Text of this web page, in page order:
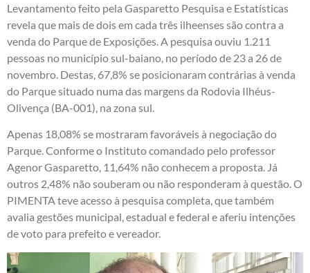
Levantamento feito pela Gasparetto Pesquisa e Estatísticas
revela que mais de dois em cada três ilheenses são contra a
venda do Parque de Exposições. A pesquisa ouviu 1.211
pessoas no município sul-baiano, no período de 23 a 26 de
novembro. Destas, 67,8% se posicionaram contrárias à venda
do Parque situado numa das margens da Rodovia Ilhéus-
Olivença (BA-001), na zona sul.
Apenas 18,08% se mostraram favoráveis à negociação do
Parque. Conforme o Instituto comandado pelo professor
Agenor Gasparetto, 11,64% não conhecem a proposta. Já
outros 2,48% não souberam ou não responderam à questão. O
PIMENTA teve acesso à pesquisa completa, que também
avalia gestões municipal, estadual e federal e aferiu intenções
de voto para prefeito e vereador.